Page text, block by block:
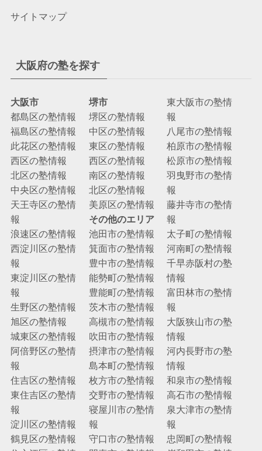
サイトマップ
大阪府の塾を探す
大阪市
都島区の塾情報
福島区の塾情報
此花区の塾情報
西区の塾情報
北区の塾情報
中央区の塾情報
天王寺区の塾情
報
浪速区の塾情報
西淀川区の塾情
報
東淀川区の塾情
報
生野区の塾情報
旭区の塾情報
城東区の塾情報
阿倍野区の塾情
報
住吉区の塾情報
東住吉区の塾情
報
淀川区の塾情報
鶴見区の塾情報
堺市
堺区の塾情報
中区の塾情報
東区の塾情報
西区の塾情報
南区の塾情報
北区の塾情報
美原区の塾情報
その他のエリア
池田市の塾情報
箕面市の塾情報
豊中市の塾情報
能勢町の塾情報
豊能町の塾情報
茨木市の塾情報
高槻市の塾情報
吹田市の塾情報
摂津市の塾情報
島本町の塾情報
枚方市の塾情報
交野市の塾情報
寝屋川市の塾情
報
守口市の塾情報
東大阪市の塾情
報
八尾市の塾情報
柏原市の塾情報
松原市の塾情報
羽曳野市の塾情
報
藤井寺市の塾情
報
太子町の塾情報
河南町の塾情報
千早赤阪村の塾
情報
富田林市の塾情
報
大阪狭山市の塾
情報
河内長野市の塾
情報
和泉市の塾情報
高石市の塾情報
泉大津市の塾情
報
忠岡町の塾情報